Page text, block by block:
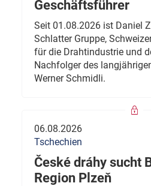
Geschäftsführer
Seit 01.08.2026 ist Daniel
Schlatter Gruppe,
für die Drahtindustrie und
Nachfolger des
Werner Schmidli.
06.08.2026
Tschechien
České dráhy sucht
Region Plzeň